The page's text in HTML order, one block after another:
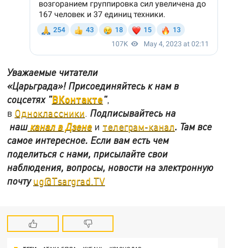
Уважаемые читатели
«Царьграда»! Присоединяйтесь к нам в
соцсетях "ВКонтакте",
в Одноклассники. Подписывайтесь на
нашканал в Дзене и телеграм-канал. Там все
самое интересное. Если вам есть чем
поделиться с нами, присылайте свои
наблюдения, вопросы, новости на электронную
почтуug@Tsargrad.TV